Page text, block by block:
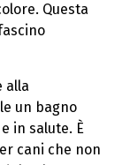
Questa
alla
un bagno
in salute. È
cani che non